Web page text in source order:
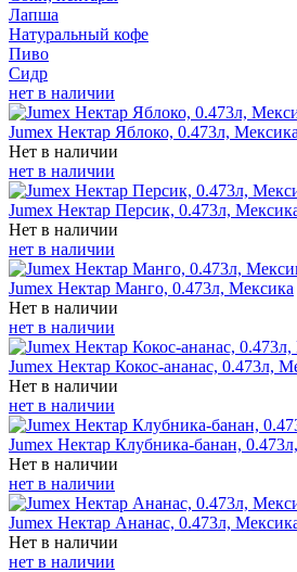
Лапша
Натуральный кофе
Пиво
Сидр
нет в наличии
Jumex Нектар Яблоко, 0.473л, Мексика
Нет в наличии
нет в наличии
Jumex Нектар Персик, 0.473л,
Нет в наличии
нет в наличии
Jumex Нектар Манго, 0.473л, Мексика
Нет в наличии
нет в наличии
Jumex Нектар Кокос-ананас, 0.473л,
Нет в наличии
нет в наличии
Jumex Нектар Клубника-банан,
Нет в наличии
нет в наличии
Jumex Нектар Ананас, 0.473л,
Нет в наличии
нет в наличии